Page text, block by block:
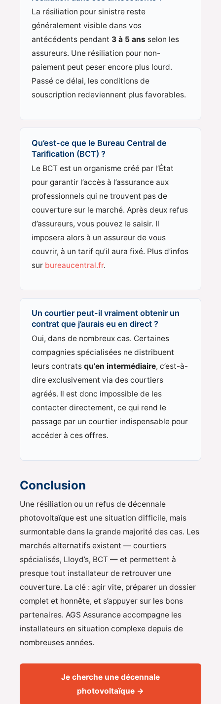
La résiliation pour sinistre reste
généralement visible dans vos
antécédents pendant 3 à 5 ans selon les
assureurs. Une résiliation pour non-
paiement peut peser encore plus lourd.
Passé ce délai, les conditions de
souscription redeviennent plus favorables.
Qu’est-ce que le Bureau Central de
Tarification (BCT) ?
Le BCT est un organisme créé par l’État
pour garantir l’accès à l’assurance aux
professionnels qui ne trouvent pas de
couverture sur le marché. Après deux refus
d’assureurs, vous pouvez le saisir. Il
imposera alors à un assureur de vous
couvrir, à un tarif qu’il aura fixé. Plus d’infos
sur bureaucentral.fr.
Un courtier peut-il vraiment obtenir un
contrat que j’aurais eu en direct ?
Oui, dans de nombreux cas. Certaines
compagnies spécialisées ne distribuent
leurs contratsqu’en intermédiaire, c’est-à-
dire exclusivement via des courtiers
agréés. Il est donc impossible de les
contacter directement, ce qui rend le
passage par un courtier indispensable pour
accéder à ces offres.
Conclusion
Une résiliation ou un refus de décennale
photovoltaïque est une situation difficile, mais
surmontable dans la grande majorité des cas. Les
marchés alternatifs existent — courtiers
spécialisés, Lloyd’s, BCT — et permettent à
presque tout installateur de retrouver une
couverture. La clé : agir vite, préparer un dossier
complet et honnête, et s’appuyer sur les bons
partenaires. AGS Assurance accompagne les
installateurs en situation complexe depuis de
nombreuses années.
Je cherche une décennale
photovoltaïque →